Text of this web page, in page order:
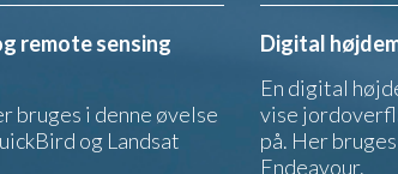
remote sensing
bruges i denne øvelse
og Landsat
Digital
En digital
vise
på. Her
Endeavour.